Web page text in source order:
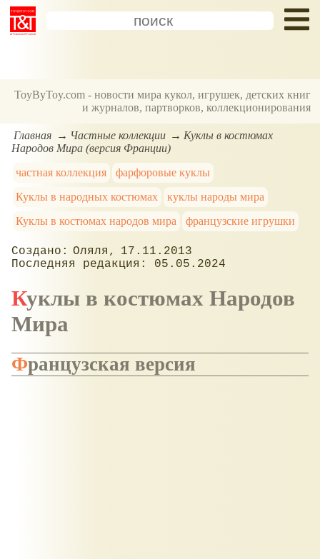
ToyByToy.com - новости мира кукол, игрушек, детских книг
и журналов, партворков, коллекционирования
Главная Частные коллекции
Куклы в костюмах
Народов Мира (версия Франции)
частная коллекция
фарфоровые куклы
Куклы в народных костюмах
куклы народы мира
Куклы в костюмах народов мира
французские игрушки
Оляля
17.11.2013
05.05.2024
Куклы в костюмах Народов
Мира
Французская версия